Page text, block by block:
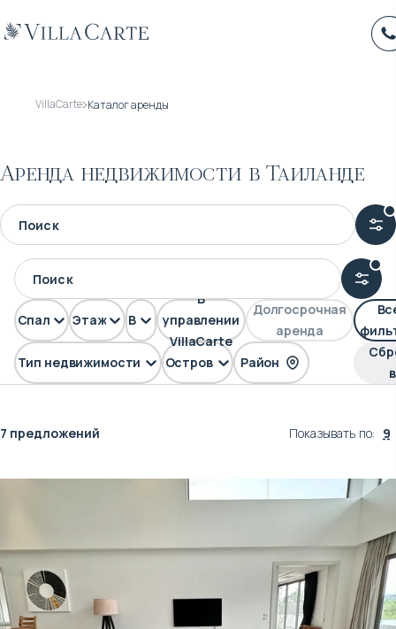
VillaCarte Каталог аренды
Аренда недвижимости в Таиланде
Тип недвижимости Остров Район
Спален Этажей Вид
В
управлении
VillaCarte
Долгосрочная
аренда
7 предложений Показывать по: 9